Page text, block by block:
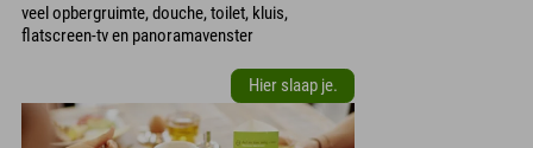
veel opbergruimte, douche, toilet, kluis,
flatscreen-tv en panoramavenster
Hier slaap je.